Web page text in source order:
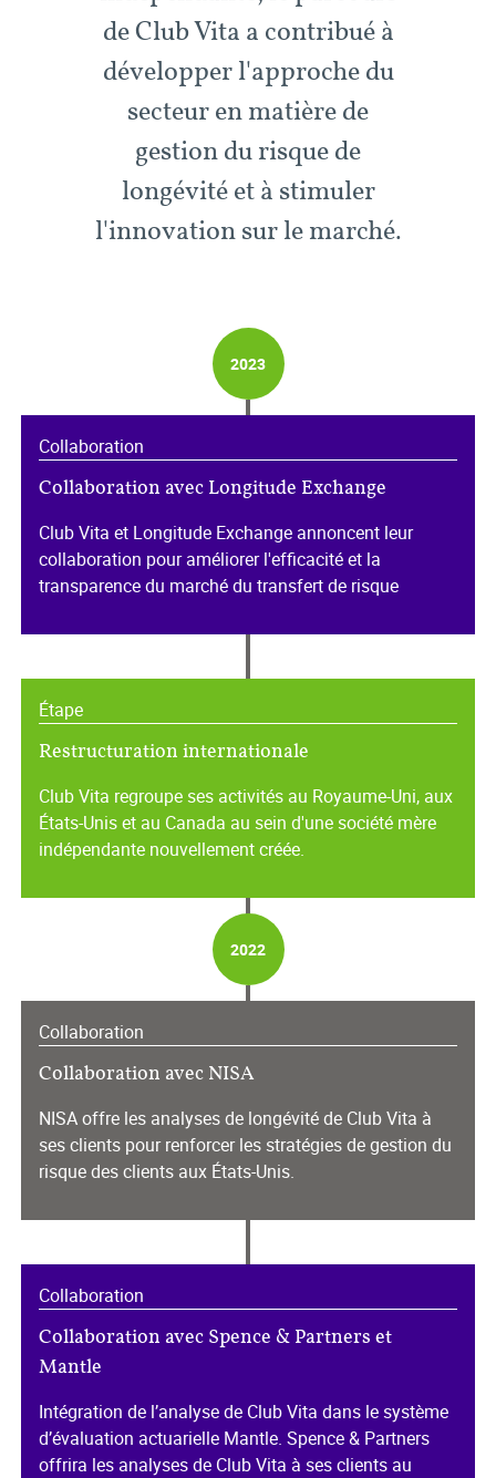
de Club Vita a contribué à
développer l'approche du
secteur en matière de
gestion du risque de
longévité et à stimuler
l'innovation sur le marché.
2023
Collaboration
Collaboration avec Longitude Exchange
Club Vita et Longitude Exchange annoncent leur
collaboration pour améliorer l'efficacité et la
transparence du marché du transfert de risque
Étape
Restructuration internationale
Club Vita regroupe ses activités au Royaume-Uni, aux
États-Unis et au Canada au sein d'une société mère
indépendante nouvellement créée.
2022
Collaboration
Collaboration avec NISA
NISA offre les analyses de longévité de Club Vita à
ses clients pour renforcer les stratégies de gestion du
risque des clients aux États-Unis.
Collaboration
Collaboration avec Spence & Partners et
Mantle
Intégration de l’analyse de Club Vita dans le système
d’évaluation actuarielle Mantle. Spence & Partners
offrira les analyses de Club Vita à ses clients au